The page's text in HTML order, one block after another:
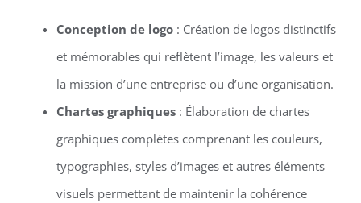
Conception de logo: Création de logos distinctifs
et mémorables qui reflètent l’image, les valeurs et
la mission d’une entreprise ou d’une organisation.
Chartes graphiques: Élaboration de chartes
graphiques complètes comprenant les couleurs,
typographies, styles d’images et autres éléments
visuels permettant de maintenir la cohérence